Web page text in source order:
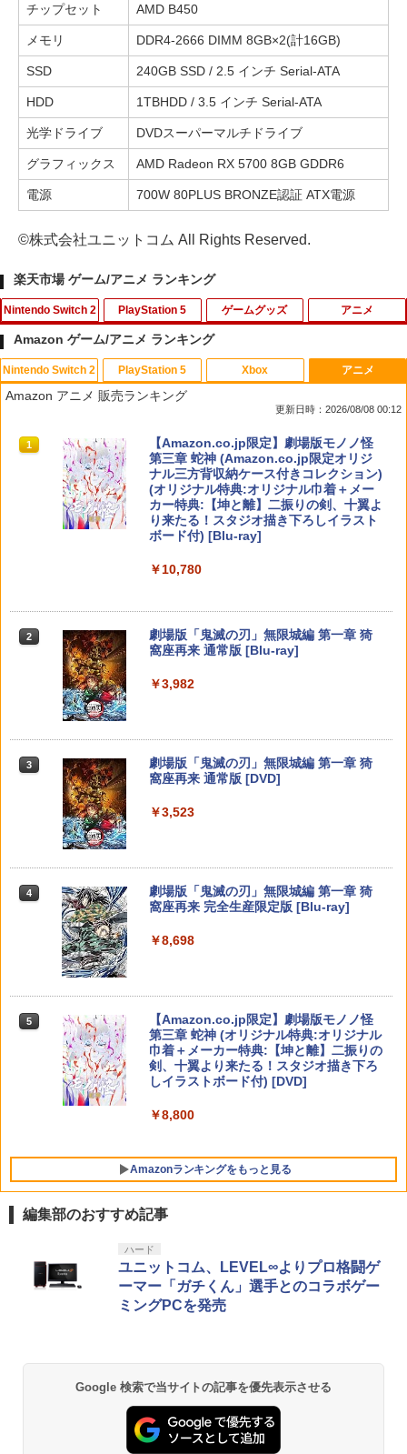
チップセット AMD B450
メモリ DDR4-2666 DIMM 8GB×2(計16GB)
SSD 240GB SSD / 2.5 インチ Serial-ATA
HDD 1TBHDD / 3.5 インチ Serial-ATA
光学ドライブ DVDスーパーマルチドライブ
グラフィックス AMD Radeon RX 5700 8GB GDDR6
電源 700W 80PLUS BRONZE認証 ATX電源
©株式会社ユニットコム All Rights Reserved.
楽天市場 ゲーム/アニメ ランキング
Nintendo Switch 2
1
【10%OFFクーポン配布中】【365日完
全保証】 Nintendo Switch2 保護フィル
ム 任天堂 Switch2 フィルム スイッチ2
ンチ 10H ガラスザムライ 液晶保護フィ
ルム OVER`s オーバーズ TP01
￥1,480
型クリアケース リラックマ[在庫品]
￥1,910
【マラソン期間ポイント2倍＆クーポン
ー 入れ物 コンパクト 収納
4
ァームウェア プロコン プロコン2 プロコ
ントローラー スイッチ2 スイッチ Switc
ラー 連射機能 ワイヤレス switch2コン
【特典】テイルズ オブ エターニア リマ
スター Switch2版(【早期購入特典】超
冒険お役立ちセット)
￥3,722
PlayStation 5
1
エイムアップリング FPS EVOgames 日
本製 天然ゴム 6個セット PS5 PS4 Switc
h プロコン PC コントローラー用 エイム
操作性向上 ゲーミング
￥1,980
PRO FREAK Aoi V3 プロフリーク PS5
節profreak バージョン3 PS4 PS5 ninte
￥1,999
節 profreek バージョン2 nintendo swit
ch プロコン対応【定形外郵便のみ送料
製 しまリス堂
グランツーリスモ7 PS5版
￥3,779
【特典】真・三國無双2 with 猛将伝 Re
mastered PS5版(【早期購入封入特
典】「赤兎鐙『真・三國無双2』レトロ
スタイル」DLC)
￥6,358
ゲームグッズ アニメ
1
U.C.ガンダムBlu-rayライブラリーズ 機
動戦士ガンダム 逆襲のシャア【Blu-ra
￥3,344
「天気の子」Blu-rayスタンダード・エ
ディション【Blu-ray】 [ 醍醐虎汰朗 ]
￥4,290
3
【特典付】【Blu-ray】【新品】 劇場版
「鬼滅の刃」無限城編 第一章 猗窩座再
来 通常版 Blu-ray 佐賀
￥4,950
4
Thunderbolt Fantasy 東離劍遊紀4 4(完
全生産限定版)【Blu-ray】 [ 鳥海浩輔 ]
￥6,436
5
「劇場版 あの日見た花の名前を僕達はま
だ知らない。」4K Ultra HD Blu-ray(通
ーズ ]
Amazon ゲーム/アニメ ランキング
Nintendo Switch 2
1
スプラトゥーン レイダース|オンライン
コード版
￥5,832
スプラトゥーン レイダース -Switch2
ニンテンドープリペイド番号 9000円|オ
￥9,000
ニンテンドープリペイド番号 5000円|オ
ンラインコード版
PlayStation 5
1
PlayStation 5 デジタル・エディション
日本語専用 Console Language: Japan
ese only (CFI-2200B01)
￥55,000
Beast of Reincarnation -PS5 【特典】
【純正品】DualSense ワイヤレスコン
【純正品】DualSense ワイヤレスコン
￥10,737
Xbox
1
【純正品】Xbox ワイヤレス コントロー
ラー + USB-C® ケーブル
￥8,300
ラー (ロボット ホワイト)
ラー (カーボンブラック)
【純正品】Xbox 充電式バッテリー + US
【国内正規品】Thrustmaster スラスト
S5、PS5 Pro、Xbox One、Xbox Serie
￥14,141
アニメ
Amazon アニメ 販売ランキング
更新日時：2026/08/08 00:12
1
【Amazon.co.jp限定】劇場版モノノ怪
第三章 蛇神 (Amazon.co.jp限定オリジ
ナル三方背収納ケース付きコレクション)
(オリジナル特典:オリジナル巾着＋メー
カー特典:【坤と離】二振りの剣、十翼よ
り来たる！スタジオ描き下ろしイラスト
ボード付) [Blu-ray]
￥10,780
2
劇場版「鬼滅の刃」無限城編 第一章 猗
窩座再来 通常版 [Blu-ray]
￥3,982
3
劇場版「鬼滅の刃」無限城編 第一章 猗
窩座再来 通常版 [DVD]
￥3,523
4
劇場版「鬼滅の刃」無限城編 第一章 猗
窩座再来 完全生産限定版 [Blu-ray]
￥8,698
5
【Amazon.co.jp限定】劇場版モノノ怪
第三章 蛇神 (オリジナル特典:オリジナル
巾着＋メーカー特典:【坤と離】二振りの
剣、十翼より来たる！スタジオ描き下ろ
しイラストボード付) [DVD]
￥8,800
Amazonランキングをもっと見る
編集部のおすすめ記事
ハード
ユニットコム、LEVEL∞よりプロ格闘ゲ
ーマー「ガチくん」選手とのコラボゲー
ミングPCを発売
Google 検索で当サイトの記事を優先表示させる